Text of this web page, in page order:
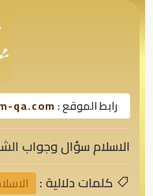
رابط الموقع :qa.com
الاسلام سؤال وجواب
كلمات دلالية :